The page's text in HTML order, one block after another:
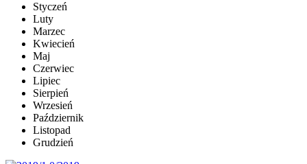
Styczeń
Luty
Marzec
Kwiecień
Maj
Czerwiec
Lipiec
Sierpień
Wrzesień
Październik
Listopad
Grudzień